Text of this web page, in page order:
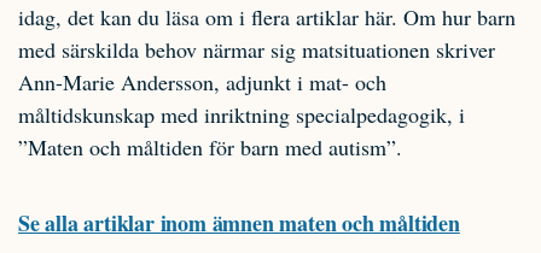
idag, det kan du läsa om i flera artiklar här. Om hur barn
med särskilda behov närmar sig matsituationen skriver
Ann-Marie Andersson, adjunkt i mat- och
måltidskunskap med inriktning specialpedagogik, i
”Maten och måltiden för barn med autism”.
Se alla artiklar inom ämnen maten och måltiden